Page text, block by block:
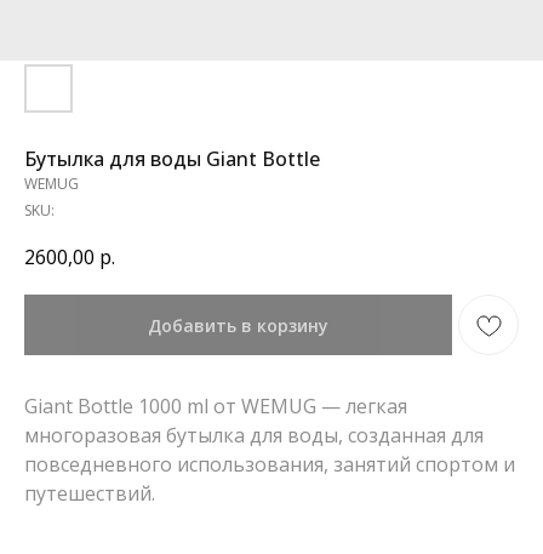
Бутылка для воды Giant Bottle
WEMUG
SKU:
2600,00 р.
Добавить в корзину
Giant Bottle 1000 ml от WEMUG — легкая
многоразовая бутылка для воды, созданная для
повседневного использования, занятий спортом и
путешествий.